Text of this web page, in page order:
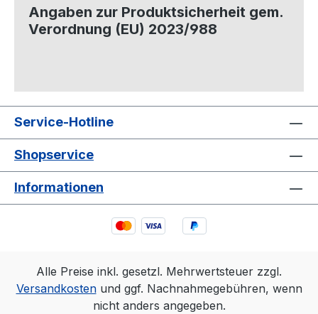
Angaben zur Produktsicherheit gem.
Verordnung (EU) 2023/988
Service-Hotline
Shopservice
Informationen
Alle Preise inkl. gesetzl. Mehrwertsteuer zzgl.
Versandkostenund ggf. Nachnahmegebühren, wenn
nicht anders angegeben.